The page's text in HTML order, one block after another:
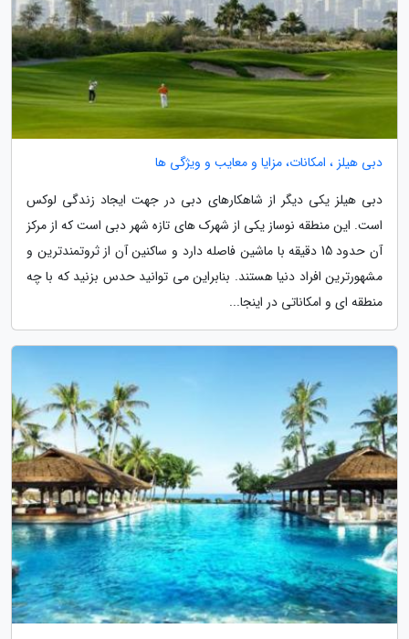
دبی هیلز ، امکانات، مزایا و معایب و ویژگی ها
دبی هیلز یکی دیگر از شاهکارهای دبی در جهت ایجاد زندگی لوکس
است. این منطقه نوساز یکی از شهرک های تازه شهر دبی است که از مرکز
آن حدود 15 دقیقه با ماشین فاصله دارد و ساکنین آن از ثروتمندترین و
مشهورترین افراد دنیا هستند. بنابراین می توانید حدس بزنید که با چه
منطقه ای و امکاناتی در اینجا...